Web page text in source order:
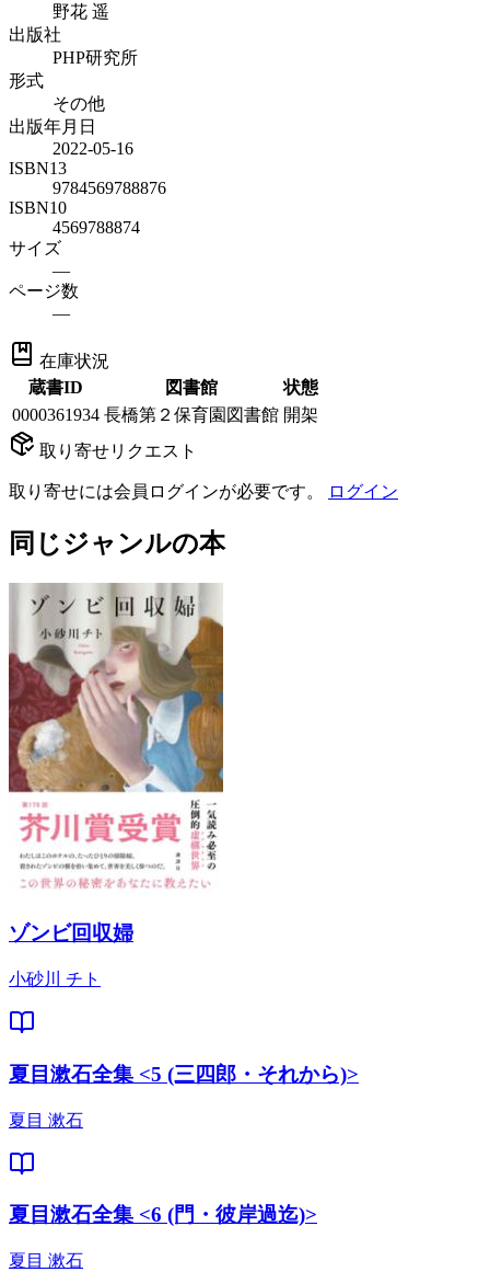
野花 遥
出版社
PHP研究所
形式
その他
出版年月日
2022-05-16
ISBN13
9784569788876
ISBN10
4569788874
サイズ
—
ページ数
—
在庫状況
蔵書ID
図書館
状態
0000361934 長橋第２保育園図書館 開架
取り寄せリクエスト
取り寄せには会員ログインが必要です。 ログイン
同じジャンルの本
ゾンビ回収婦
小砂川 チト
夏目漱石全集 <5 (三四郎・それから)>
夏目 漱石
夏目漱石全集 <6 (門・彼岸過迄)>
夏目 漱石